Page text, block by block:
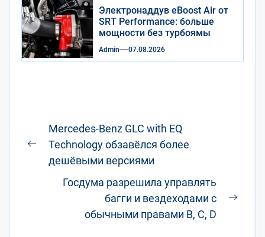
Электронаддув eBoost Air от
SRT Performance: больше
мощности без турбоямы
Admin 07.08.2026
Навигация
по
записям
Предыдущая
запись:
Mercedes-Benz GLC with EQ
Technology обзавёлся более
дешёвыми версиями
Госдума разрешила управлять
багги и вездеходами с
обычными правами B, C, D